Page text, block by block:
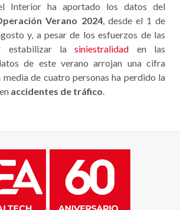
Interior ha aportado los datos del
Verano 2024, desde el 1 de
y, a pesar de los esfuerzos de las
estabilizar lasiniestralidad en las
de este verano arrojan una cifra
media de cuatro personas ha perdido la
accidentes de tráfico.